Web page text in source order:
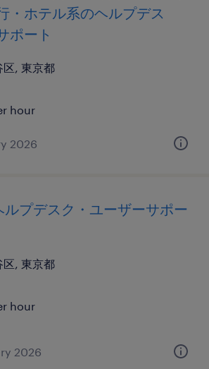
・ホテル系のヘルプデス
ポート
区, 東京都
hour
2026
プデスク・ユーザーサポー
区, 東京都
hour
2026